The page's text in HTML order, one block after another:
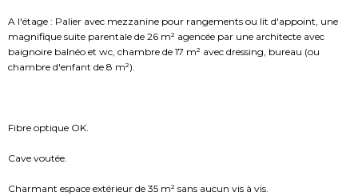
A l'étage : Palier avec mezzanine pour rangements ou lit d'appoint, une
magnifique suite parentale de 26 m² agencée par une architecte avec
baignoire balnéo et wc, chambre de 17 m² avec dressing, bureau (ou
chambre d'enfant de 8 m²).
Fibre optique OK.
Cave voutée.
Charmant espace extérieur de 35 m² sans aucun vis à vis.